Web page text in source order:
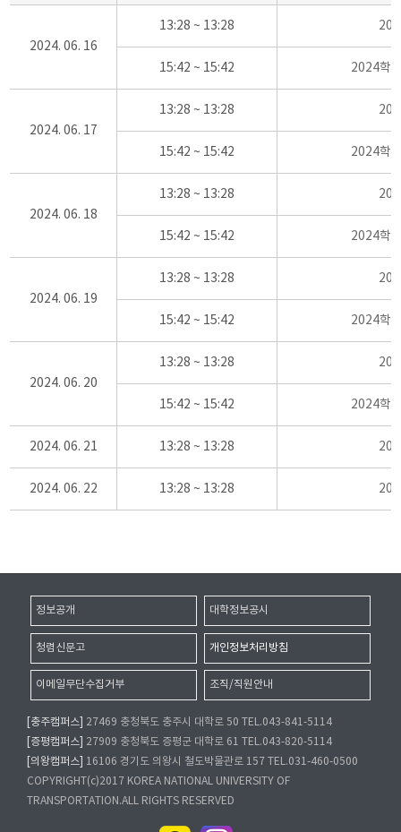
2024. 06. 16
13:28 ~ 13:28
15:42 ~ 15:42 2024학
2024. 06. 17
13:28 ~ 13:28
15:42 ~ 15:42 2024학
2024. 06. 18
13:28 ~ 13:28
15:42 ~ 15:42 2024학
2024. 06. 19
13:28 ~ 13:28
15:42 ~ 15:42 2024학
2024. 06. 20
13:28 ~ 13:28
15:42 ~ 15:42 2024학
2024. 06. 21 13:28 ~ 13:28
2024. 06. 22 13:28 ~ 13:28
정보공개 대학정보공시
청렴신문고 개인정보처리방침
이메일무단수집거부 조직/직원안내
[충주캠퍼스]
27469 충청북도 충주시 대학로 50 TEL.043-841-5114
[증평캠퍼스]
27909 충청북도 증평군 대학로 61 TEL.043-820-5114
[의왕캠퍼스]
16106 경기도 의왕시 철도박물관로 157 TEL.031-460-0500
COPYRIGHT(c)2017 KOREA NATIONAL UNIVERSITY OF
TRANSPORTATION.ALL RIGHTS RESERVED